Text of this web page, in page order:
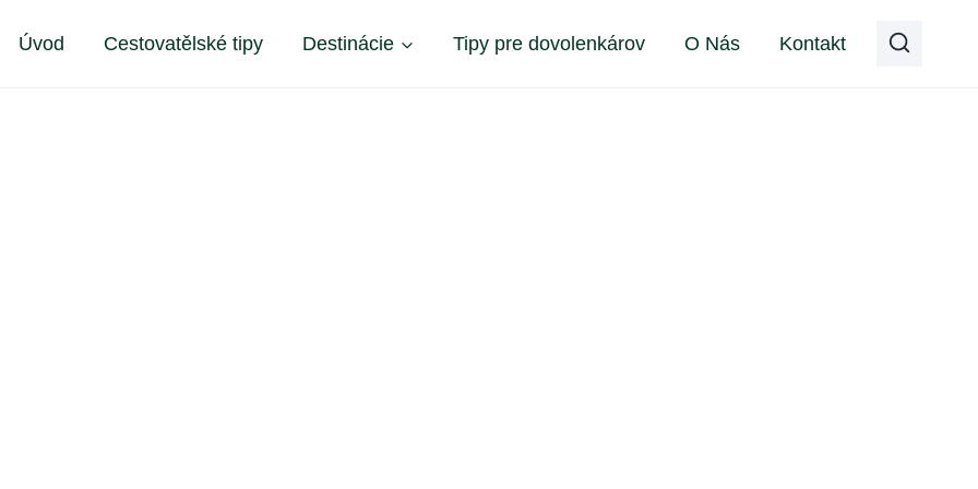
Úvod Cestovatělské tipy Destinácie Tipy pre dovolenkárov O Nás Kontakt